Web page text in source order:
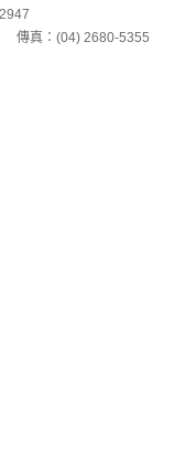
傳真：(04) 2680-5355